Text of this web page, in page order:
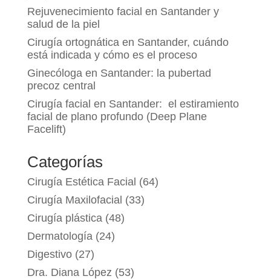
Rejuvenecimiento facial en Santander y
salud de la piel
Cirugía ortognática en Santander, cuándo
está indicada y cómo es el proceso
Ginecóloga en Santander: la pubertad
precoz central
Cirugía facial en Santander: el estiramiento
facial de plano profundo (Deep Plane
Facelift)
Categorías
Cirugía Estética Facial (64)
Cirugía Maxilofacial (33)
Cirugía plástica (48)
Dermatología (24)
Digestivo(27)
Dra. Diana López (53)